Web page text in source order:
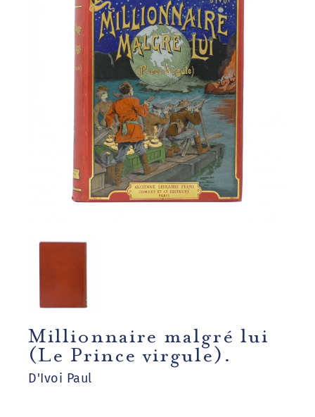
Millionnaire malgré lui
(Le Prince virgule).
D'Ivoi Paul